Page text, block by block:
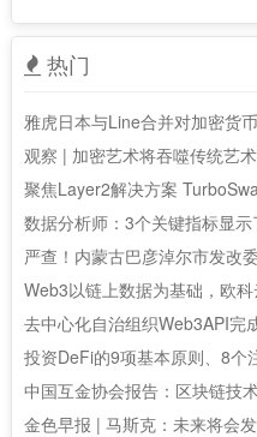
热门
雅虎日本与Line合并对加密货
观察 | 加密艺术将吞噬传统艺术
聚焦Layer2解决方案
数据分析师：3个关键指标显
严查！内蒙古巴彦淖尔市发改
Web3以链上数据为基础，欧
去中心化自治组织Web3API完
投资DeFi的9项基本原则、8个
中国互金协会报告：区块链技
金色早报 | 马斯克：未来将会